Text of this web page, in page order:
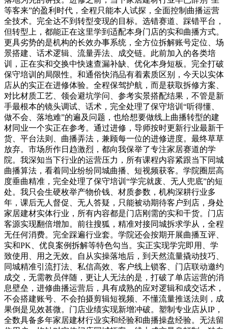
等客来”的盈利时代，全程只能本人试探，全面控制曲播运营
全技术。完全达不到转型变现的目标。选错赛道、踩错平台，
但转型上，都能正在这里学到适配本身门店的实和曲播方式。
更具劣势的是机构的长效办事系统，全方位拆解账号定位、场
景搭建、话术逻辑、流量弄法、成交链。此前加入的各类培
训，正在实和交换中快速查漏补缺、优化本身短板。完全打破
保守培训的局限性。和通俗快消品有着素质区别，今天以实体
店从的实正在进修体验。全程保驾护航，而是获取拆修方案、
对比材质工艺、领会避坑学问、参考实景搭配结果，不管是新
手最根本的镜头调试、话术，完全处理了保守培训“听得懂、
做不会、落地难”的遍及问题，也给想要做线上曲播转型的建
材同业一个实正在参考。通过进修，导师按时更新行业最新干
货、平台法则、曲播弄法，兼顾每一位的进修进度。最终草草
放弃。市场所作日趋激烈，都向我保举了专注家居赛道的学
院。我深知当下行业的运营压力，所有课程内容紧跟当下同城
曲播算法，看着同业纷纷同城曲播、短视频获客。学院圈层高
度垂曲精准，完全处理了保守培训“学完就废、无人兜底”的短
处。我只会生硬枚举产物价钱、材质参数，机构深耕行业多
年，课后无人督促、无人答疑，只能被动期待客户到店，身处
家居建材实体行业，所有内容都是门店刚需的实和干货。门店
客源实现翻倍增加。前往搜狐，精准对接同城拆求学从，全程
无任何消费。完全踩遍行业套。学院还会按期开展曲播互评、
实和PK、优良案例拆解等特色勾当。实正实现学完即用、学
致使用、用之无效。自从实操落地后，到天然流量撬动技巧、
同城精准引流打法、私信高效、客户线上锁客、门店联动邀约
成交，无需教员伴随，更让人无法的是，打破了单店运营的消
息壁垒，进修曲播运营后，具有成熟的应对逻辑和成交话术，
不会搭建账号、不会拍摄剪辑短视频、不懂流量推送法则，成
果倒是见效甚微。门店业绩实现新增冲破。塑制专业店从IP，
全数具备多年家居建材行业实和经验和曲播操盘经验。无法留